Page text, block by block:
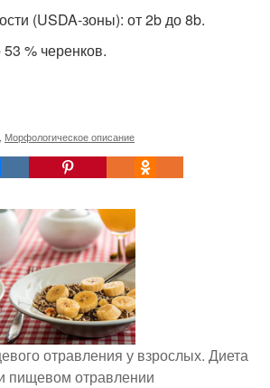
(USDA-зоны): от 2b до 8b.
% черенков.
Морфологическое описание
отравления у взрослых. Диета
пищевом отравлении